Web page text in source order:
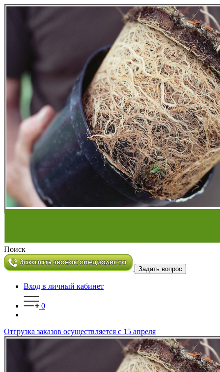
Поиск
Задать вопрос
Вход в личный кабинет
0
Отгрузка заказов осуществляется с 15 апреля